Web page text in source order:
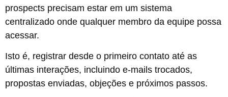
prospects precisam estar em um sistema
centralizado onde qualquer membro da equipe possa
acessar.
Isto é, registrar desde o primeiro contato até as
últimas interações, incluindo e-mails trocados,
propostas enviadas, objeções e próximos passos.